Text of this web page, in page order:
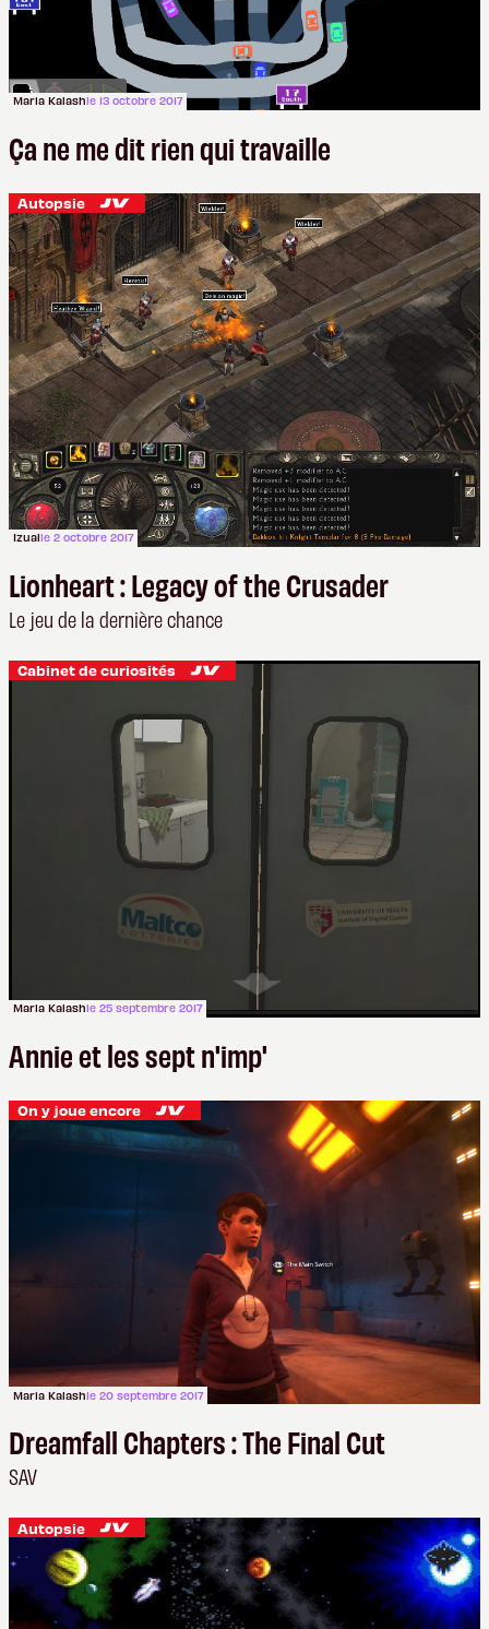
Maria Kalashle 13 octobre 2017
Ça ne me dit rien qui travaille
Autopsie
Izualle 2 octobre 2017
Lionheart : Legacy of the Crusader
Le jeu de la dernière chance
Cabinet de curiosités
Maria Kalashle 25 septembre 2017
Annie et les sept n'imp'
On y joue encore
Maria Kalashle 20 septembre 2017
Dreamfall Chapters : The Final Cut
SAV
Autopsie